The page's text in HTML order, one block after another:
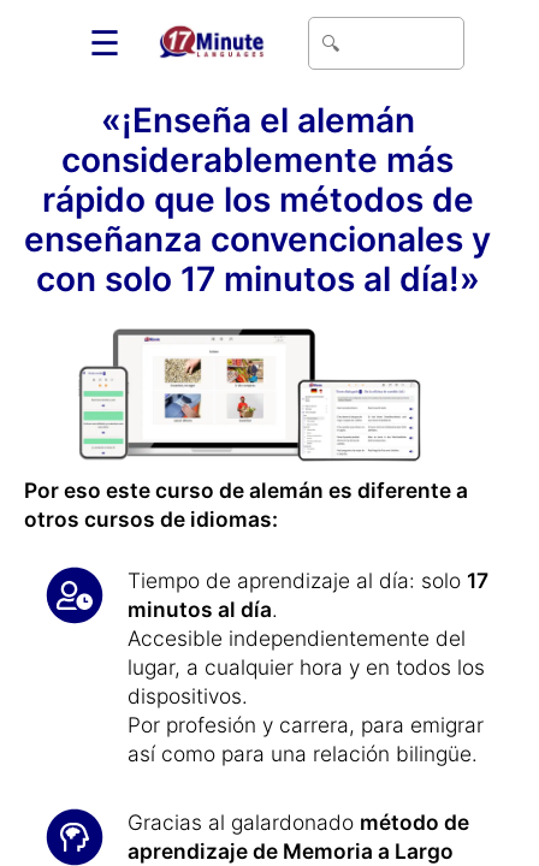
☰
«¡Enseña el alemán
considerablemente más
rápido que los métodos de
enseñanza convencionales y
con solo 17 minutos al día!»
Por eso este curso de alemán es diferente a
otros cursos de idiomas:
Tiempo de aprendizaje al día: solo 17
minutos al día.
Accesible independientemente del
lugar, a cualquier hora y en todos los
dispositivos.
Por profesión y carrera, para emigrar
así como para una relación bilingüe.
Gracias al galardonado método de
aprendizaje de Memoria a Largo